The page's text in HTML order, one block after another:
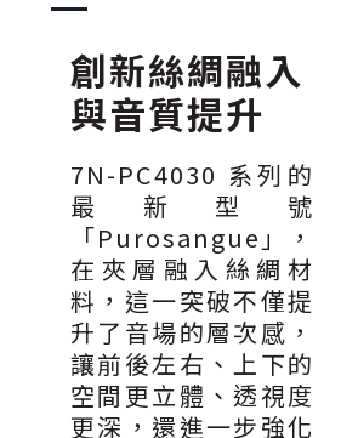
創新絲綢融入
與音質提升
7N-PC4030 系列的
最新型號
「Purosangue」，
在夾層融入絲綢材
料，這一突破不僅提
升了音場的層次感，
讓前後左右、上下的
空間更立體、透視度
更深，還進一步強化